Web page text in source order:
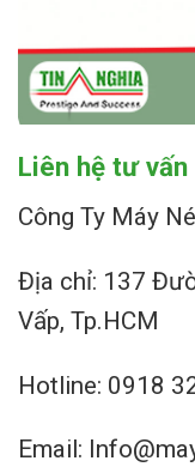
Liên hệ tư
Công Ty Máy
Địa chỉ: 137
Vấp, Tp.HCM
Hotline: 0918
Email: